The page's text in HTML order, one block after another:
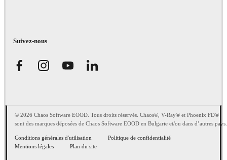
Suivez-nous
© 2026 Chaos Software EOOD. Tous droits réservés. Chaos®, V-Ray® et Phoenix FD®
sont des marques déposées de Chaos Software EOOD en Bulgarie et/ou dans d’autres pays.
Conditions générales d'utilisation
Politique de confidentialité
Mentions légales
Plan du site